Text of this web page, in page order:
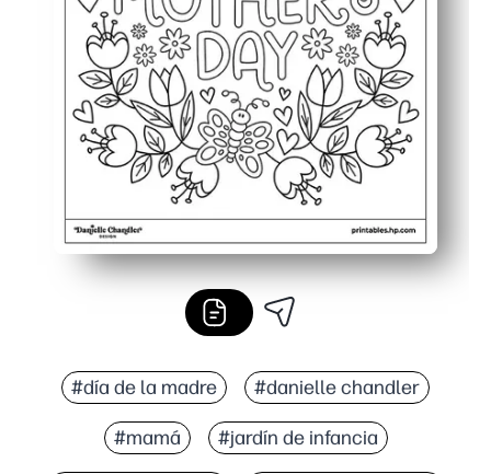
#día de la madre #danielle chandler
#mamá #jardín de infancia